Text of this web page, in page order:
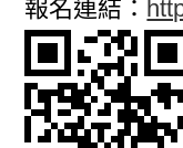
報名連結：